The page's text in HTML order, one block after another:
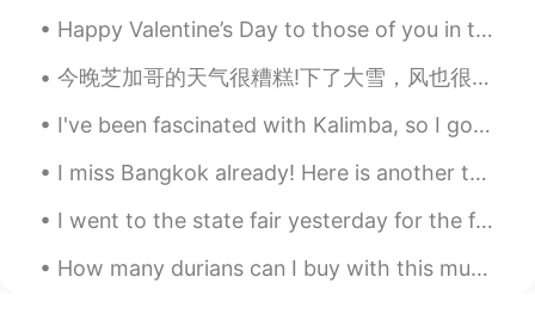
cha 2019.07.30 07:26
done’t worry about grammar any may
TH CN繁
ตอนนี้เรียนภาษาอังกฤษกับครูไต้หวันค่ะ
Happy Valentine’s Day to those of you in the western sector of our world. Today is Valentine's Da...
今晚芝加哥的天气很糟糕!下了大雪，风也很大。明天早上人行道一定会很滑! 大家慢慢地走。 Chicago's weather is a total mess! It is snowing har...
I've been fascinated with Kalimba, so I got one. Going to learn in this weekend. Maybe it'll s...
I miss Bangkok already! Here is another tongue twister for you! "You better buy bangkok bubble ...
I went to the state fair yesterday for the first time. There were a lot of people. This is some ...
How many durians can I buy with this much? 😂This is some of the money I kept while traveling arou...